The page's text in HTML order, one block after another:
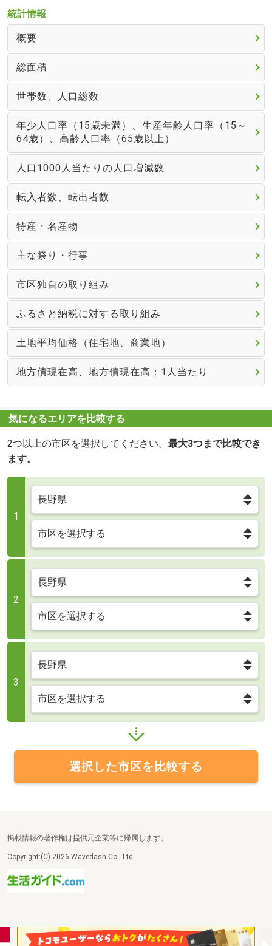
統計情報
概要
総面積
世帯数、人口総数
年少人口率（15歳未満）、生産年齢人口率（15～
64歳）、高齢人口率（65歳以上）
人口1000人当たりの人口増減数
転入者数、転出者数
特産・名産物
主な祭り・行事
市区独自の取り組み
ふるさと納税に対する取り組み
土地平均価格（住宅地、商業地）
地方債現在高、地方債現在高：1人当たり
気になるエリアを比較する
2つ以上の市区を選択してください。 最大3つまで比較でき
ます。
1
2
3
選択した市区を比較する
掲載情報の著作権は提供元企業等に帰属します。
Copyright:(C) 2026 Wavedash Co., Ltd.